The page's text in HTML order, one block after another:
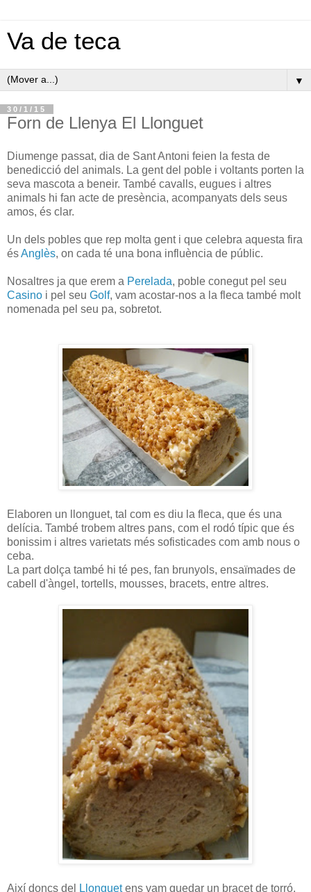
Va de teca
▼
30/1/15
Forn de Llenya El Llonguet
Diumenge passat, dia de Sant Antoni feien la festa de
benedicció del animals. La gent del poble i voltants porten la
seva mascota a beneir. També cavalls, eugues i altres
animals hi fan acte de presència, acompanyats dels seus
amos, és clar.
Un dels pobles que rep molta gent i que celebra aquesta fira
ésAnglès, on cada té una bona influència de públic.
Nosaltres ja que erem a Perelada, poble conegut pel seu
Casino i pel seu Golf, vam acostar-nos a la fleca també molt
nomenada pel seu pa, sobretot.
Elaboren un llonguet, tal com es diu la fleca, que és una
delícia. També trobem altres pans, com el rodó típic que és
bonissim i altres varietats més sofisticades com amb nous o
ceba.
La part dolça també hi té pes, fan brunyols, ensaïmades de
cabell d'àngel, tortells, mousses, bracets, entre altres.
Així doncs del Llonguetens vam quedar un braçet de torró,